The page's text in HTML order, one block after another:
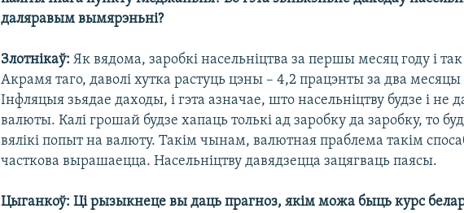
даляравым вымярэньні?
Злотнікаў:Як вядома, заробкі насельніцтва за першы месяц году і так
Акрамя таго, даволі хутка растуць цэны – 4,2 працэнты за два
Інфляцыя зьядае даходы, і гэта азначае, што насельніцтву будзе і не
валюты. Калі грошай будзе хапаць толькі ад заробку да заробку, то
вялікі попыт на валюту. Такім чынам, валютная праблема такім
часткова вырашаецца. Насельніцтву давядзецца зацягваць паясы.
Цыганкоў: Ці рызыкнеце вы даць прагноз, якім можа быць курс